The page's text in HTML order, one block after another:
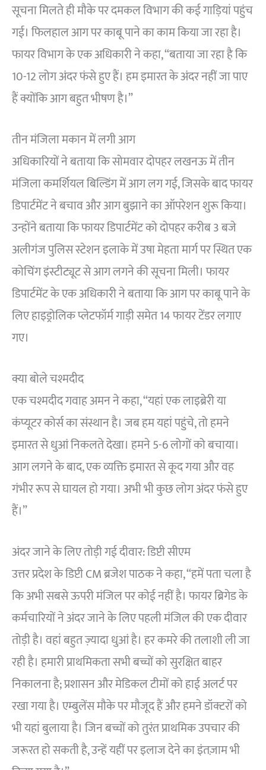
सूचना मिलते ही मौके पर दमकल विभाग की कई गाड़ियां पहुंच
गई। फिलहाल आग पर काबू पाने का काम किया जा रहा है।
फायर विभाग के एक अधिकारी ने कहा, “बताया जा रहा है कि
10-12 लोग अंदर फंसे हुए हैं। हम इमारत के अंदर नहीं जा पाए
हैं क्योंकि आग बहुत भीषण है।”
तीन मंजिला मकान में लगी आग
अधिकारियों ने बताया कि सोमवार दोपहर लखनऊ में तीन
मंजिला कमर्शियल बिल्डिंग में आग लग गई, जिसके बाद फायर
डिपार्टमेंट ने बचाव और आग बुझाने का ऑपरेशन शुरू किया।
उन्होंने बताया कि फायर डिपार्टमेंट को दोपहर करीब 3 बजे
अलीगंज पुलिस स्टेशन इलाके में उषा मेहता मार्ग पर स्थित एक
कोचिंग इंस्टीट्यूट से आग लगने की सूचना मिली। फायर
डिपार्टमेंट के एक अधिकारी ने बताया कि आग पर काबू पाने के
लिए हाइड्रोलिक प्लेटफॉर्म गाड़ी समेत 14 फायर टेंडर लगाए
गए।
क्या बोले चश्मदीद
एक चश्मदीद गवाह अमन ने कहा, “यहां एक लाइब्रेरी या
कंप्यूटर कोर्स का संस्थान है। जब हम यहां पहुंचे, तो हमने
इमारत से धुआं निकलते देखा। हमने 5-6 लोगों को बचाया।
आग लगने के बाद, एक व्यक्ति इमारत से कूद गया और वह
गंभीर रूप से घायल हो गया। अभी भी कुछ लोग अंदर फंसे हुए
हैं।”
अंदर जाने के लिए तोड़ी गई दीवार: डिप्टी सीएम
उत्तर प्रदेश के डिप्टी CM ब्रजेश पाठक ने कहा, “हमें पता चला है
कि अभी सबसे ऊपरी मंजिल पर कोई नहीं है। फायर ब्रिगेड के
कर्मचारियों ने अंदर जाने के लिए पहली मंजिल की एक दीवार
तोड़ी है। वहां बहुत ज़्यादा धुआं है। हर कमरे की तलाशी ली जा
रही है। हमारी प्राथमिकता सभी बच्चों को सुरक्षित बाहर
निकालना है; प्रशासन और मेडिकल टीमों को हाई अलर्ट पर
रखा गया है। एम्बुलेंस मौके पर मौजूद हैं और हमने डॉक्टरों को
भी यहां बुलाया है। जिन बच्चों को तुरंत प्राथमिक उपचार की
जरूरत हो सकती है, उन्हें यहीं पर इलाज देने का इंतज़ाम भी